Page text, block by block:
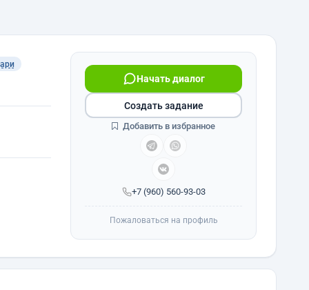
+7 (960) 560-93-03
Начать диалог
Создать задание
Добавить в избранное
Пожаловаться на профиль